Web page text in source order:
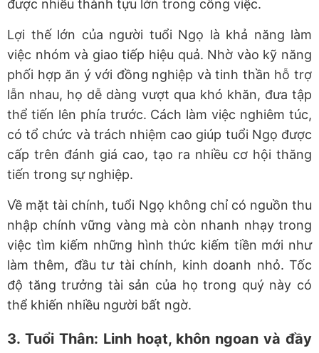
được nhiều thành tựu lớn trong công việc.
Lợi thế lớn của người tuổi Ngọ là khả năng làm
việc nhóm và giao tiếp hiệu quả. Nhờ vào kỹ năng
phối hợp ăn ý với đồng nghiệp và tinh thần hỗ trợ
lẫn nhau, họ dễ dàng vượt qua khó khăn, đưa tập
thể tiến lên phía trước. Cách làm việc nghiêm túc,
có tổ chức và trách nhiệm cao giúp tuổi Ngọ được
cấp trên đánh giá cao, tạo ra nhiều cơ hội thăng
tiến trong sự nghiệp.
Về mặt tài chính, tuổi Ngọ không chỉ có nguồn thu
nhập chính vững vàng mà còn nhanh nhạy trong
việc tìm kiếm những hình thức kiếm tiền mới như
làm thêm, đầu tư tài chính, kinh doanh nhỏ. Tốc
độ tăng trưởng tài sản của họ trong quý này có
thể khiến nhiều người bất ngờ.
3. Tuổi Thân: Linh hoạt, khôn ngoan và đầy